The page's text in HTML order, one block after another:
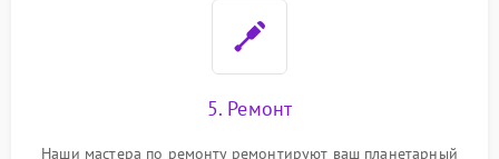
5. Ремонт
Наши мастера по ремонту ремонтируют ваш планетарный